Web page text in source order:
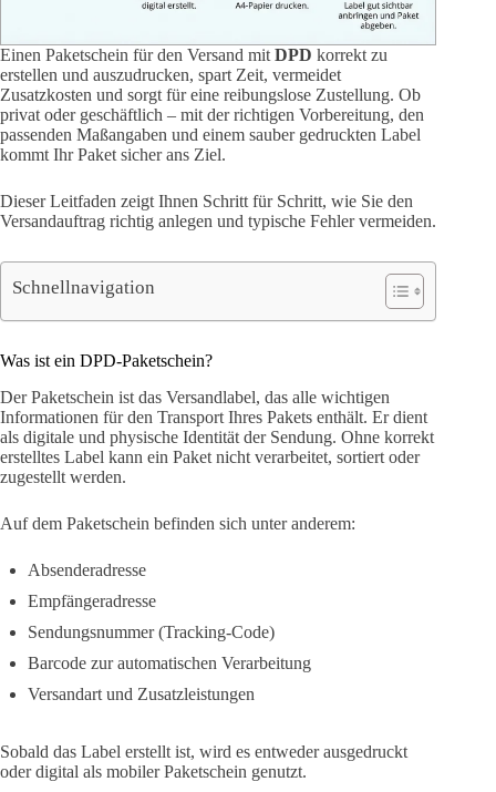
Einen Paketschein für den Versand mit DPD korrekt zu
erstellen und auszudrucken, spart Zeit, vermeidet
Zusatzkosten und sorgt für eine reibungslose Zustellung. Ob
privat oder geschäftlich – mit der richtigen Vorbereitung, den
passenden Maßangaben und einem sauber gedruckten Label
kommt Ihr Paket sicher ans Ziel.
Dieser Leitfaden zeigt Ihnen Schritt für Schritt, wie Sie den
Versandauftrag richtig anlegen und typische Fehler vermeiden.
Schnellnavigation
Was ist ein DPD-Paketschein?
Der Paketschein ist das Versandlabel, das alle wichtigen
Informationen für den Transport Ihres Pakets enthält. Er dient
als digitale und physische Identität der Sendung. Ohne korrekt
erstelltes Label kann ein Paket nicht verarbeitet, sortiert oder
zugestellt werden.
Auf dem Paketschein befinden sich unter anderem:
Absenderadresse
Empfängeradresse
Sendungsnummer (Tracking-Code)
Barcode zur automatischen Verarbeitung
Versandart und Zusatzleistungen
Sobald das Label erstellt ist, wird es entweder ausgedruckt
oder digital als mobiler Paketschein genutzt.